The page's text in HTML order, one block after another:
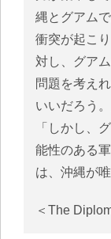
縄とグアム
衝突が起こ
対し、グア
問題を考え
いいだろう
「しかし、
能性のある
は、沖縄が
＜The